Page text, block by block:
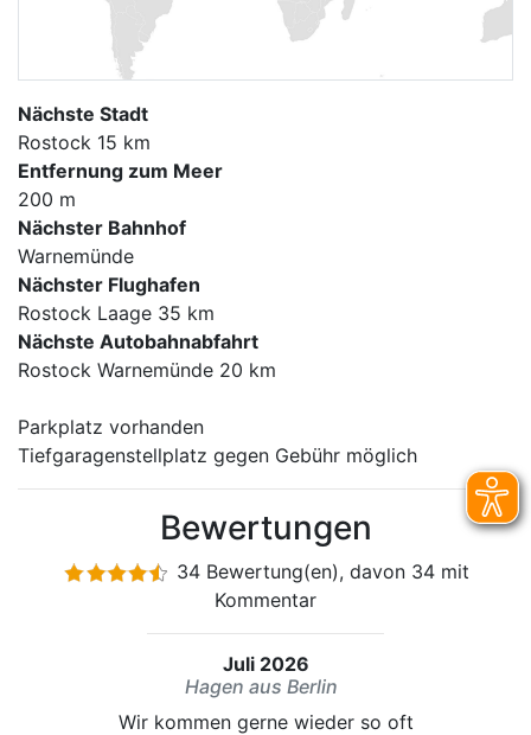
Nächste Stadt
Rostock 15 km
Entfernung zum Meer
200 m
Nächster Bahnhof
Warnemünde
Nächster Flughafen
Rostock Laage 35 km
Nächste Autobahnabfahrt
Rostock Warnemünde 20 km
Parkplatz vorhanden
Tiefgaragenstellplatz gegen Gebühr möglich
Bewertungen
34 Bewertung(en), davon 34 mit
Kommentar
Juli 2026
Hagen aus Berlin
Wir kommen gerne wieder so oft